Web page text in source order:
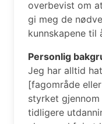
overbevist om
gi meg de
kunnskapene til
Personlig
Jeg har alltid
[fagområde
styrket
tidligere